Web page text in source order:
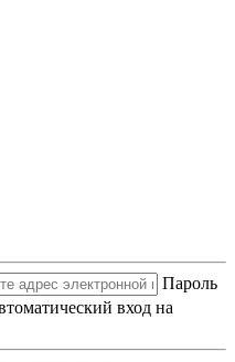
Пароль
вход на